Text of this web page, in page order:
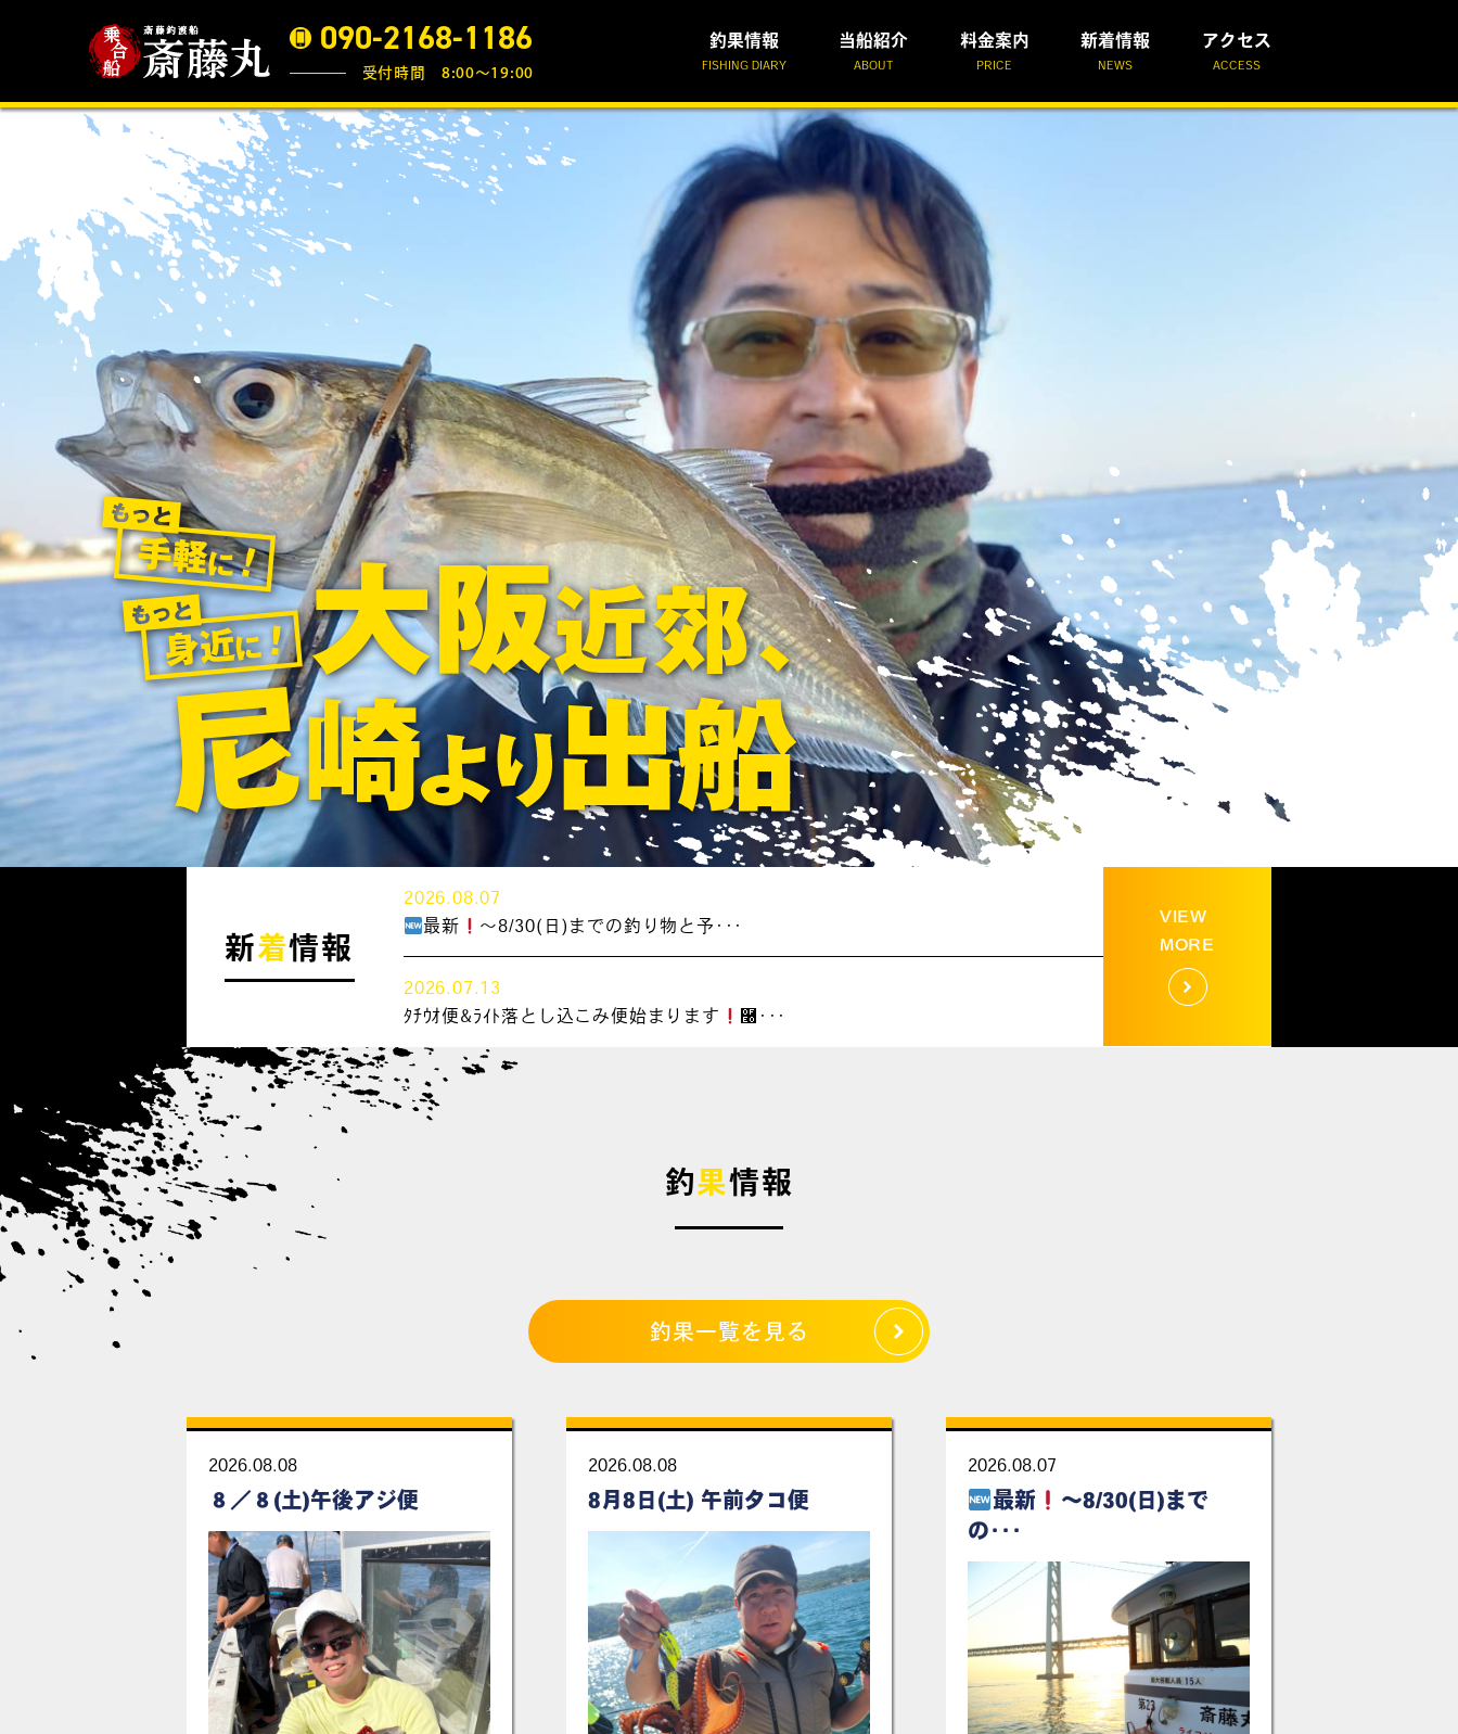
090-2168-1186
受付時間 8:00〜19:00
釣果情報
FISHING DIARY
当船紹介
ABOUT
料金案内
PRICE
新着情報
NEWS
アクセス
ACCESS
新着情報
2026.08.07
最新
～8/30(日)までの釣り物と予･･･
2026.07.13
ﾀﾁｳｵ便&ﾗｲﾄ落とし込こみ便始まります
࿠･･･
VIEW
MORE
釣果情報
釣果一覧を見る
2026.08.08
８／８(土)午後アジ便
2026.08.08
8月8日(土) 午前タコ便
2026.08.07
最新
～8/30(日)まで
の･･･